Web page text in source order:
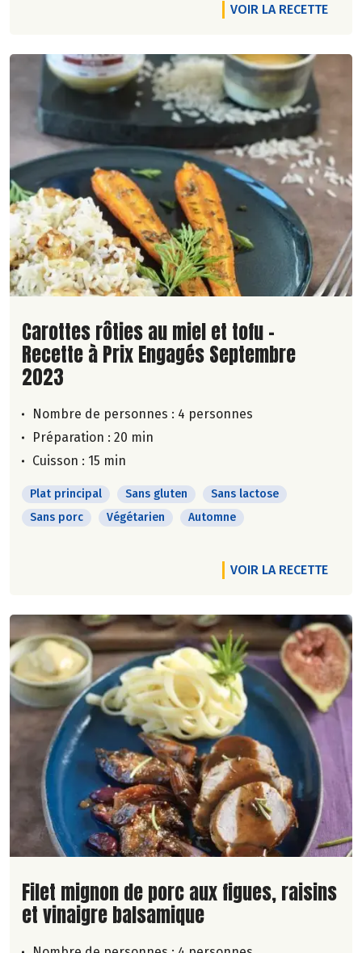
VOIR LA RECETTE
Lire la suite de la recette
Carottes rôties au miel et tofu -
Recette à Prix Engagés Septembre
2023
Nombre de personnes : 4 personnes
Préparation : 20 min
Cuisson : 15 min
Plat principal Sans gluten
Sans lactose
Sans porc
Végétarien Automne
VOIR LA RECETTE
Lire la suite de la recette
Filet mignon de porc aux figues, raisins
et vinaigre balsamique